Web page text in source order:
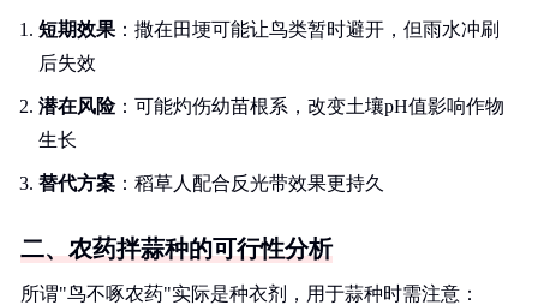
短期效果 ：撒在田埂可能让鸟类暂时避开，但雨水冲刷
后失效
潜在风险：可能灼伤幼苗根系，改变土壤pH值影响作物
生长
替代方案 ：稻草人配合反光带效果更持久
二、农药拌蒜种的可行性分析
所谓"鸟不啄农药"实际是种衣剂，用于蒜种时需注意：